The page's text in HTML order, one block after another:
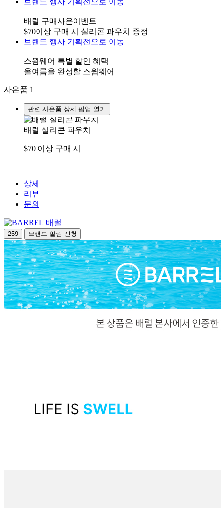
브랜드 행사 기획전으로 이동
배럴 구매사은이벤트
$70이상 구매 시 실리콘 파우치 증정
브랜드 행사 기획전으로 이동
스윔웨어 특별 할인 혜택
올여름을 완성할 스윔웨어
사은품 1
관련 사은품 상세 팝업 열기
배럴 실리콘 파우치
$70 이상 구매 시
상세
리뷰
문의
배럴
259 브랜드 알림 신청